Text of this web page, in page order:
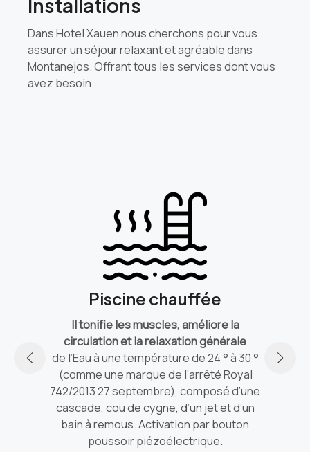
Installations
Dans Hotel Xauen nous cherchons pour vous
assurer un séjour relaxant et agréable dans
Montanejos. Offrant tous les services dont vous
avez besoin.
Piscine chauffée
Il tonifie les muscles, améliore la
circulation et la relaxation générale
de l’Eau à une température de 24 ° à 30 °
(comme une marque de l’arrêté Royal
742/2013 27 septembre), composé d’une
cascade, cou de cygne, d’un jet et d’un
bain à remous. Activation par bouton
poussoir piézoélectrique.